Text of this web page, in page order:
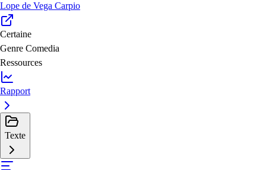
Lope de Vega Carpio
Certaine
Genre Comedia
Ressources
Rapport
Texte